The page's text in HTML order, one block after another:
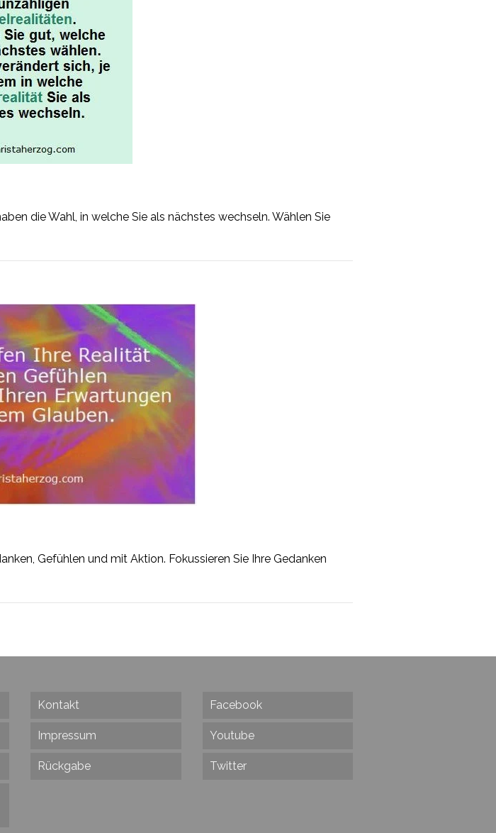
die Wahl, in welche Sie als nächstes wechseln. Wählen Sie
Gefühlen und mit Aktion. Fokussieren Sie Ihre Gedanken
Kontakt
Impressum
Rückgabe
Facebook
Youtube
Twitter